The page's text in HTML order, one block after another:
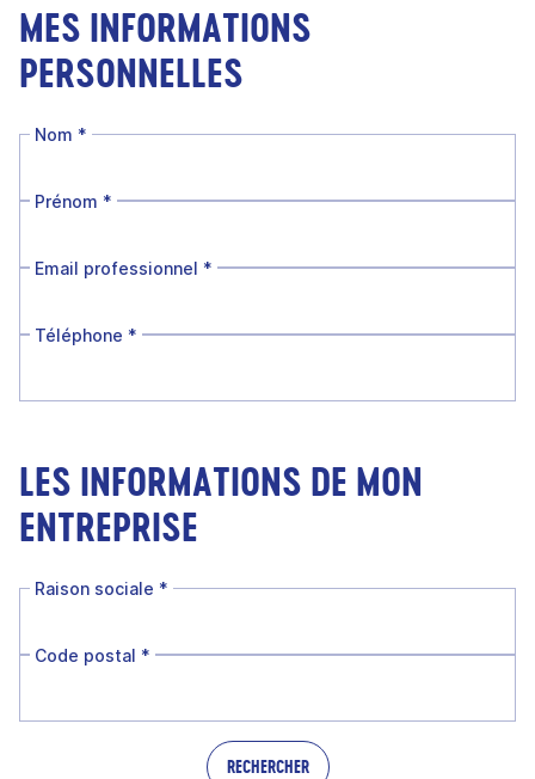
MES INFORMATIONS
PERSONNELLES
Nom *
Prénom *
Email professionnel *
Téléphone *
LES INFORMATIONS DE MON
ENTREPRISE
Raison sociale *
Code postal *
RECHERCHER